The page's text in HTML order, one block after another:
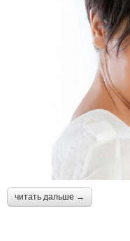
читать дальше →